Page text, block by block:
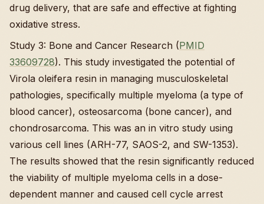
drug delivery, that are safe and effective at fighting
oxidative stress.
Study 3: Bone and Cancer Research (PMID
33609728). This study investigated the potential of
Virola oleifera resin in managing musculoskeletal
pathologies, specifically multiple myeloma (a type of
blood cancer), osteosarcoma (bone cancer), and
chondrosarcoma. This was an in vitro study using
various cell lines (ARH-77, SAOS-2, and SW-1353).
The results showed that the resin significantly reduced
the viability of multiple myeloma cells in a dose-
dependent manner and caused cell cycle arrest